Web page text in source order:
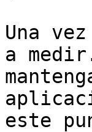
Una
a
este